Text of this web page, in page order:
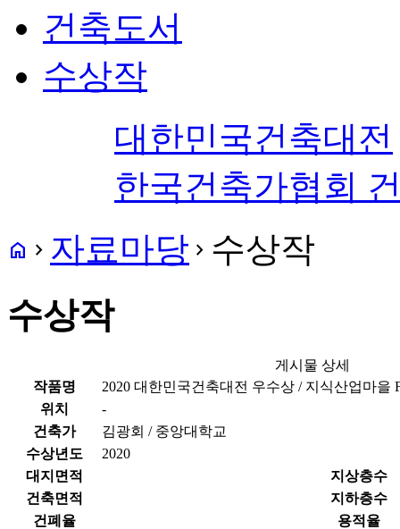
건축도서
수상작
대한민국건축대전
한국건축가협회
home navigate_next 자료마당 navigate_next 수상작
수상작
게시물 상세
작품명
2020 대한민국건축대전 우수상 / 지식산업마을
위치
-
건축가
김광회 / 중앙대학교
수상년도
2020
대지면적
지상층수
건축면적
지하층수
건폐율
용적율